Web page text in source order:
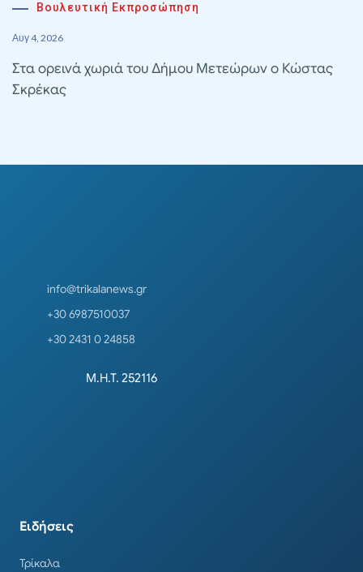
Βουλευτική Εκπροσώπηση
Αυγ 4, 2026
Στα ορεινά χωριά του Δήμου Μετεώρων ο Κώστας
Σκρέκας
info@trikalanews.gr
+30 6987510037
+30 2431 0 24858
Μ.Η.Τ. 252116
Ειδήσεις
Τρίκαλα